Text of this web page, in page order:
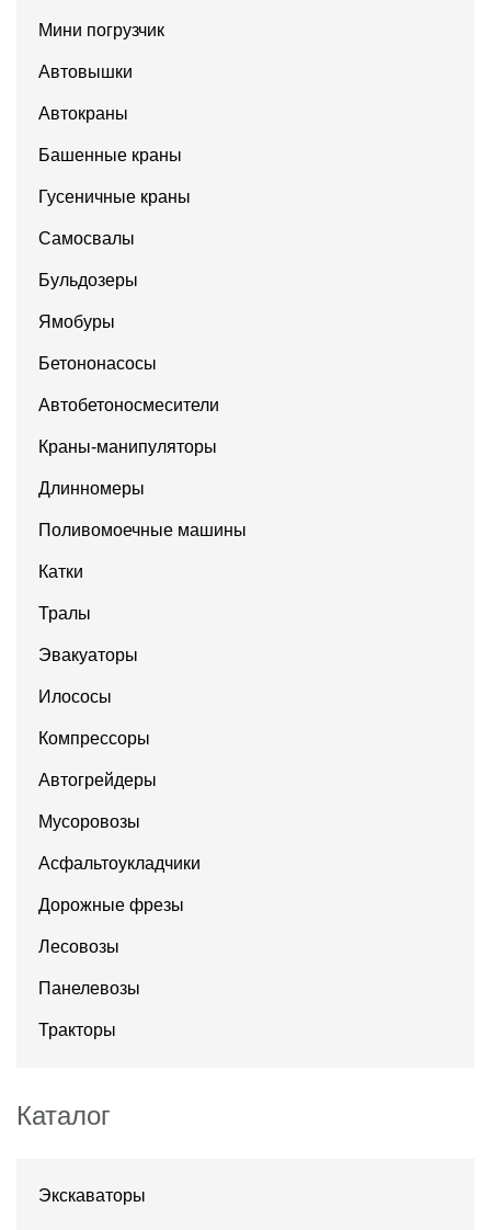
Мини погрузчик
Автовышки
Автокраны
Башенные краны
Гусеничные краны
Самосвалы
Бульдозеры
Ямобуры
Бетононасосы
Автобетоносмесители
Краны-манипуляторы
Длинномеры
Поливомоечные машины
Катки
Тралы
Эвакуаторы
Илососы
Компрессоры
Автогрейдеры
Мусоровозы
Асфальтоукладчики
Дорожные фрезы
Лесовозы
Панелевозы
Тракторы
Каталог
Экскаваторы